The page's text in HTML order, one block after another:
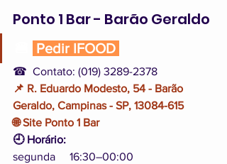
Ponto 1 Bar - Barão Geraldo
Pedir IFOOD
☎  Contato: (019) 3289-2378
📌 R. Eduardo Modesto, 54 - Barão
Geraldo, Campinas - SP, 13084-615
🌐 Site Ponto 1 Bar
🕘 Horário:
segunda	16:30–00:00